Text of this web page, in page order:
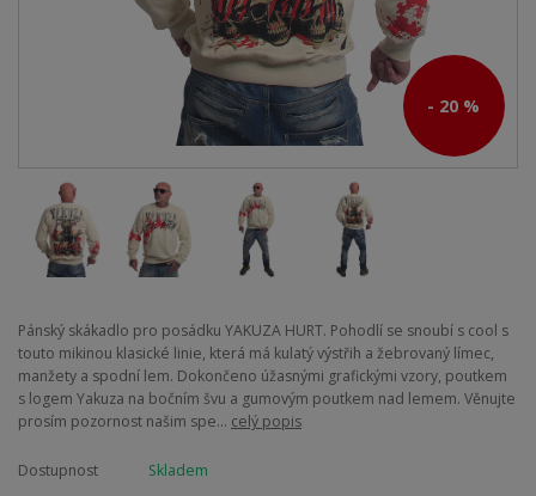
- 20 %
Pánský skákadlo pro posádku YAKUZA HURT. Pohodlí se snoubí s cool s
touto mikinou klasické linie, která má kulatý výstřih a žebrovaný límec,
manžety a spodní lem. Dokončeno úžasnými grafickými vzory, poutkem
s logem Yakuza na bočním švu a gumovým poutkem nad lemem. Věnujte
prosím pozornost našim spe... celý popis
Dostupnost
Skladem